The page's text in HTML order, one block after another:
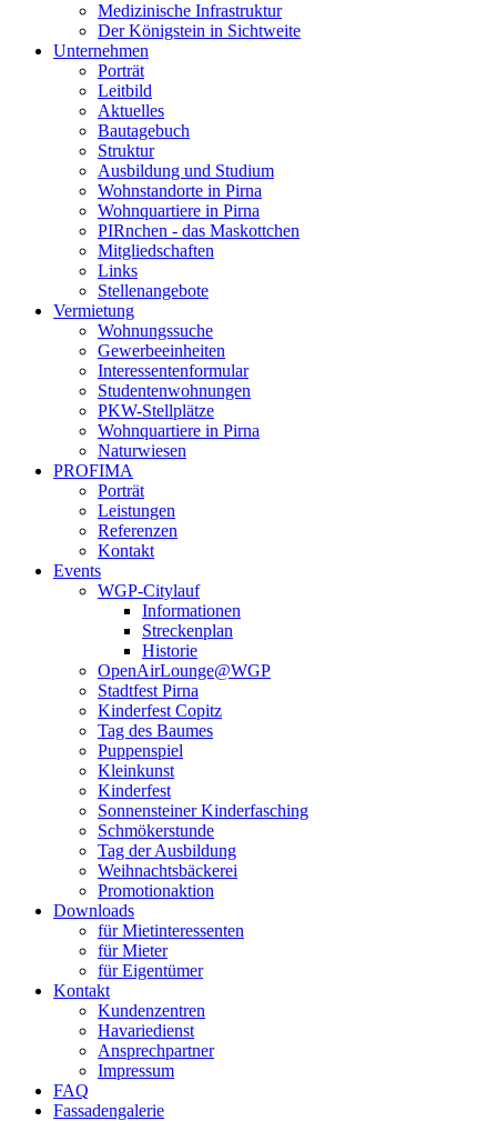
Medizinische Infrastruktur
Der Königstein in Sichtweite
Unternehmen
Porträt
Leitbild
Aktuelles
Bautagebuch
Struktur
Ausbildung und Studium
Wohnstandorte in Pirna
Wohnquartiere in Pirna
PIRnchen - das Maskottchen
Mitgliedschaften
Links
Stellenangebote
Vermietung
Wohnungssuche
Gewerbeeinheiten
Interessentenformular
Studentenwohnungen
PKW-Stellplätze
Wohnquartiere in Pirna
Naturwiesen
PROFIMA
Porträt
Leistungen
Referenzen
Kontakt
Events
WGP-Citylauf
Informationen
Streckenplan
Historie
OpenAirLounge@WGP
Stadtfest Pirna
Kinderfest Copitz
Tag des Baumes
Puppenspiel
Kleinkunst
Kinderfest
Sonnensteiner Kinderfasching
Schmökerstunde
Tag der Ausbildung
Weihnachtsbäckerei
Promotionaktion
Downloads
für Mietinteressenten
für Mieter
für Eigentümer
Kontakt
Kundenzentren
Havariedienst
Ansprechpartner
Impressum
FAQ
Fassadengalerie